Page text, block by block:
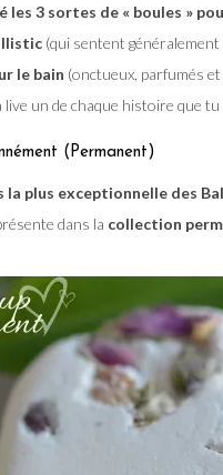
les 3 sortes de « boules »
(qui sentent
le bain (onctueux, parfumés
un de chaque histoire que
(Permanent)
la plus exceptionnelle des
dans la collection